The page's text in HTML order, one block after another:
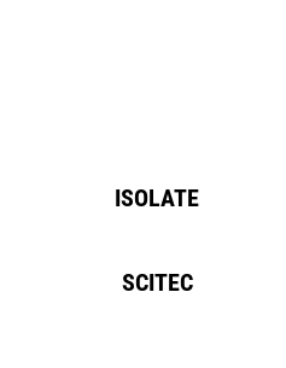
ISOLATE
SCITEC